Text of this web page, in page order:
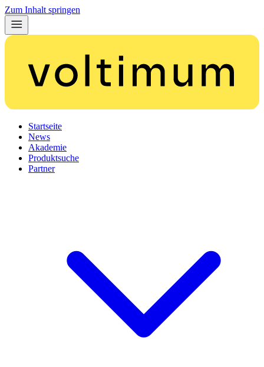
Zum Inhalt springen
Startseite
News
Akademie
Produktsuche
Partner